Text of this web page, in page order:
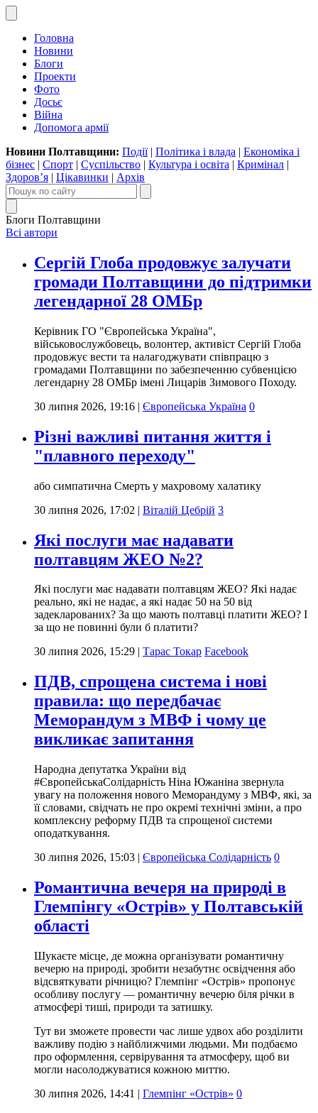
Головна
Новини
Блоги
Проекти
Фото
Досьє
Війна
Допомога армії
Новини Полтавщини: Події| Політика і влада | Економіка і
бізнес | Спорт | Суспільство | Культура і освіта | Кримінал |
Здоров’я | Цікавинки | Архів
Блоги Полтавщини
Всі автори
Сергій Глоба продовжує залучати
громади Полтавщини до підтримки
легендарної 28 ОМБр
Керівник ГО "Європейська Україна",
військовослужбовець, волонтер, активіст Сергій Глоба
продовжує вести та налагоджувати співпрацю з
громадами Полтавщини по забезпеченню субвенцією
легендарну 28 ОМБр імені Лицарів Зимового Походу.
30 липня 2026, 19:16 | Європейська Україна 0
Різні важливі питання життя і
"плавного переходу"
або симпатична Смерть у махровому халатику
30 липня 2026, 17:02 | Віталій Цебрій 3
Які послуги має надавати
полтавцям ЖЕО №2?
Які послуги має надавати полтавцям ЖЕО? Які надає
реально, які не надає, а які надає 50 на 50 від
задекларованих? За що мають полтавці платити ЖЕО? І
за що не повинні були б платити?
30 липня 2026, 15:29 | Тарас Токар Facebook
ПДВ, спрощена система і нові
правила: що передбачає
Меморандум з МВФ і чому це
викликає запитання
Народна депутатка України від
#ЄвропейськаСолідарність Ніна Южаніна звернула
увагу на положення нового Меморандуму з МВФ, які, за
її словами, свідчать не про окремі технічні зміни, а про
комплексну реформу ПДВ та спрощеної системи
оподаткування.
30 липня 2026, 15:03 | Європейська Солідарність 0
Романтична вечеря на природі в
Глемпінгу «Острів» у Полтавській
області
Шукаєте місце, де можна організувати романтичну
вечерю на природі, зробити незабутнє освідчення або
відсвяткувати річницю? Глемпінг «Острів» пропонує
особливу послугу — романтичну вечерю біля річки в
атмосфері тиші, природи та затишку.
Тут ви зможете провести час лише удвох або розділити
важливу подію з найближчими людьми. Ми подбаємо
про оформлення, сервірування та атмосферу, щоб ви
могли насолоджуватися кожною миттю.
30 липня 2026, 14:41 | Глемпінг «Острів» 0